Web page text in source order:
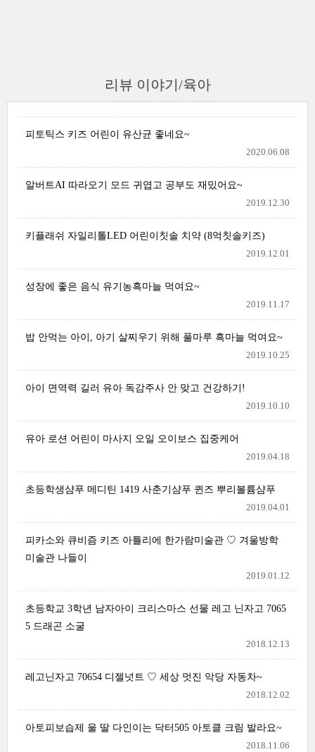
리뷰 이야기/육아
피토틱스 키즈 어린이 유산균 좋네요~
2020.06.08
알버트AI 따라오기 모드 귀엽고 공부도 재밌어요~
2019.12.30
키플래쉬 자일리톨LED 어린이칫솔 치약 (8억칫솔키즈)
2019.12.01
성장에 좋은 음식 유기농흑마늘 먹여요~
2019.11.17
밥 안먹는 아이, 아기 살찌우기 위해 풀마루 흑마늘 먹여요~
2019.10.25
아이 면역력 길러 유아 독감주사 안 맞고 건강하기!
2019.10.10
유아 로션 어린이 마사지 오일 오이보스 집중케어
2019.04.18
초등학생샴푸 메디틴 1419 사춘기샴푸 퀸즈 뿌리볼륨샴푸
2019.04.01
피카소와 큐비즘 키즈 아틀리에 한가람미술관 ♡ 겨울방학
미술관 나들이
2019.01.12
초등학교 3학년 남자아이 크리스마스 선물 레고 닌자고 7065
5 드래곤 소굴
2018.12.13
레고닌자고 70654 디젤넛트 ♡ 세상 멋진 악당 자동차~
2018.12.02
아토피보습제 울 딸 다인이는 닥터505 아토클 크림 발라요~
2018.11.06